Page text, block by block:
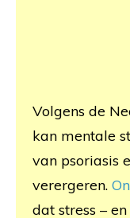
Volgens de
kan mentale
van psoriasis
verergeren.
dat stress –